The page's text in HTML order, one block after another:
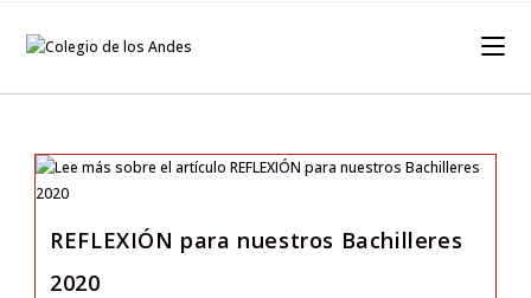
REFLEXIÓN para nuestros Bachilleres
2020